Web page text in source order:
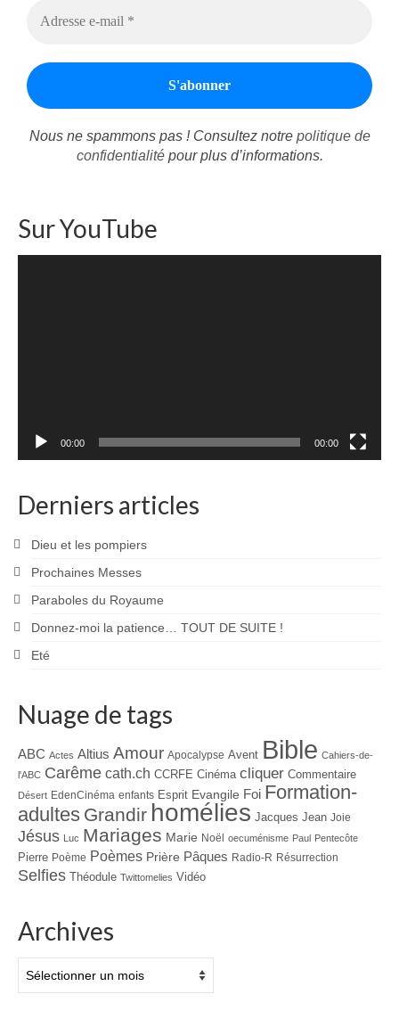
Nous ne spammons pas ! Consultez notre politique de
confidentialitépour plus d’informations.
Sur YouTube
00:00 00:00
Derniers articles
Dieu et les pompiers
Prochaines Messes
Paraboles du Royaume
Donnez-moi la patience… TOUT DE SUITE !
Eté
Nuage de tags
ABC Actes Altius Amour Apocalypse Avent Bible Cahiers-de-
l'ABC Carême cath.ch CCRFE Cinéma cliquer Commentaire
Désert EdenCinéma enfants Esprit Evangile Foi Formation-
adultes Grandir homélies Jacques Jean Joie
Jésus Luc Mariages Marie Noël oecuménisme Paul Pentecôte
Pierre Poème Poèmes Prière Pâques Radio-R Résurrection
Selfies Théodule Twittomelies Vidéo
Archives